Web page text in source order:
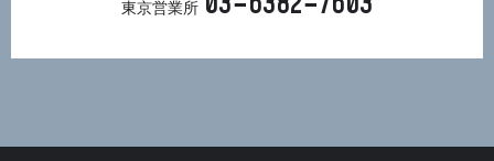
東京営業所